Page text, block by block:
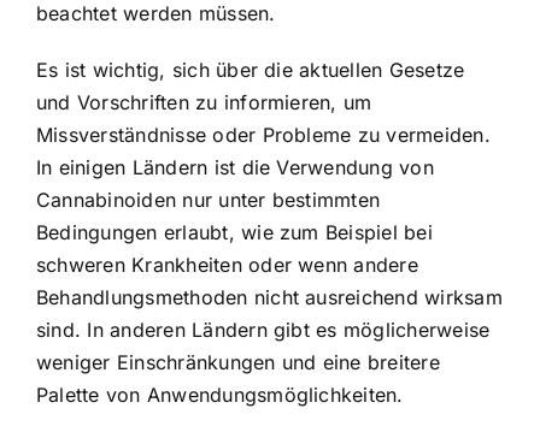
beachtet werden müssen.
Es ist wichtig, sich über die aktuellen Gesetze
und Vorschriften zu informieren, um
Missverständnisse oder Probleme zu vermeiden.
In einigen Ländern ist die Verwendung von
Cannabinoiden nur unter bestimmten
Bedingungen erlaubt, wie zum Beispiel bei
schweren Krankheiten oder wenn andere
Behandlungsmethoden nicht ausreichend wirksam
sind. In anderen Ländern gibt es möglicherweise
weniger Einschränkungen und eine breitere
Palette von Anwendungsmöglichkeiten.